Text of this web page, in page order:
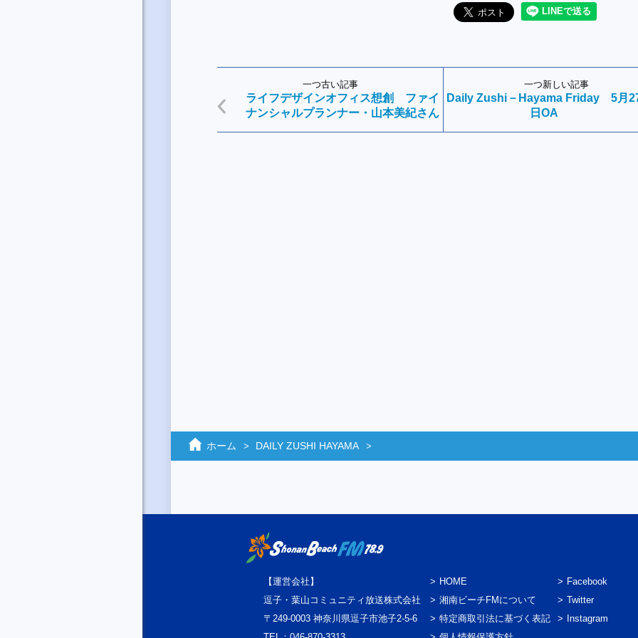
一つ古い記事
ライフデザインオフィス想創 ファイ
ナンシャルプランナー・山本美紀さん
一つ新しい記事
Daily Zushi－Hayama Friday 5月
日OA
ホーム DAILY ZUSHI HAYAMA
【運営会社】
逗子・葉山コミュニティ放送株式会社
〒249-0003 神奈川県逗子市池子2-5-6
HOME
湘南ビーチFMについて
特定商取引法に基づく表記
Facebook
Twitter
Instagram